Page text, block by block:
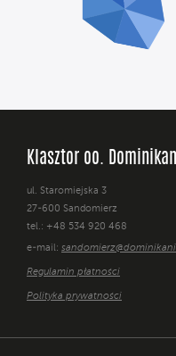
Klasztor oo.
ul. Staromiejska 3
27-600 Sandomierz
tel.: +48 534 920 468
e-mail:
Regulamin płatności
Polityka prywatności